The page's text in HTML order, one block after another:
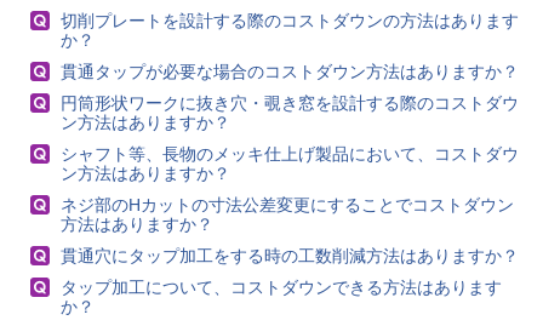
切削プレートを設計する際のコストダウンの方法はあります
か？
貫通タップが必要な場合のコストダウン方法はありますか？
円筒形状ワークに抜き穴・覗き窓を設計する際のコストダウ
ン方法はありますか？
シャフト等、長物のメッキ仕上げ製品において、コストダウ
ン方法はありますか？
ネジ部のHカットの寸法公差変更にすることでコストダウン
方法はありますか？
貫通穴にタップ加工をする時の工数削減方法はありますか？
タップ加工について、コストダウンできる方法はあります
か？